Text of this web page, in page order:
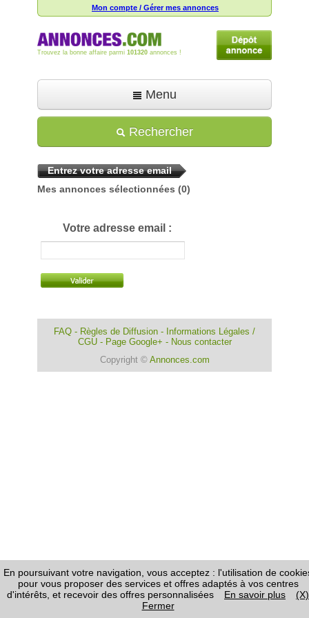
Mon compte / Gérer mes annonces
Trouvez la bonne affaire parmi 101320 annonces !
Menu
Déposer une annonce
Toutes les annonces
Aide
Rechercher
Entrez votre adresse email
Mes annonces sélectionnées (0)
Votre adresse email :
FAQ - Règles de Diffusion - Informations Légales /
CGU- Page Google+ - Nous contacter
Copyright © Annonces.com
En poursuivant votre navigation, vous acceptez : l'utilisation de
pour vous proposer des services et offres adaptés à vos centres
d'intérêts, et recevoir des offres personnalisées
En savoir plus
(X)
Fermer